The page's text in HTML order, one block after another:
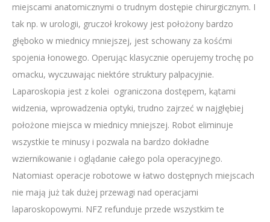
miejscami anatomicznymi o trudnym dostępie chirurgicznym. I
tak np. w urologii, gruczoł krokowy jest położony bardzo
głęboko w miednicy mniejszej, jest schowany za kośćmi
spojenia łonowego. Operując klasycznie operujemy trochę po
omacku, wyczuwając niektóre struktury palpacyjnie.
Laparoskopia jest z kolei ograniczona dostępem, kątami
widzenia, wprowadzenia optyki, trudno zajrzeć w najgłębiej
położone miejsca w miednicy mniejszej. Robot eliminuje
wszystkie te minusy i pozwala na bardzo dokładne
wziernikowanie i oglądanie całego pola operacyjnego.
Natomiast operacje robotowe w łatwo dostępnych miejscach
nie mają już tak dużej przewagi nad operacjami
laparoskopowymi. NFZ refunduje przede wszystkim te